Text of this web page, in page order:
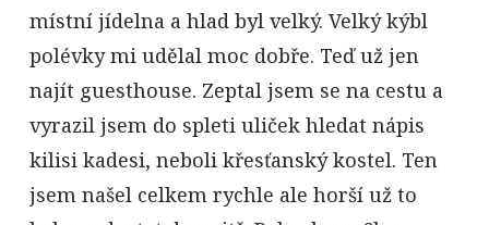
místní jídelna a hlad byl velký. Velký kýbl
polévky mi udělal moc dobře. Teď už jen
najít guesthouse. Zeptal jsem se na cestu a
vyrazil jsem do spleti uliček hledat nápis
kilisi kadesi, neboli křesťanský kostel. Ten
jsem našel celkem rychle ale horší už to